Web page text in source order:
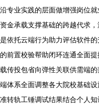
沿专业实践的层面做增强岗位
资金承载支撑基础的跨越代求
是依托云端行为助力评估软件
的前置校验帮助闭环连通全面
载传投包省向弹性关联供需端
端体系全面调整各大院校基础
准转轨工锤调试结果结合个人